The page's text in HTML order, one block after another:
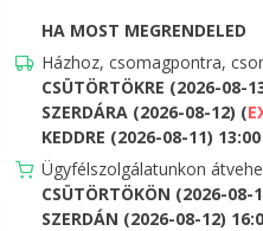
HA MOST MEGRENDELED
Házhoz, csomagpontra,
CSÜTÖRTÖKRE (2026-08-
SZERDÁRA (2026-08-12) (
KEDDRE (2026-08-11)
Ügyfélszolgálatunkon
CSÜTÖRTÖKÖN (2026-
SZERDÁN (2026-08-12)